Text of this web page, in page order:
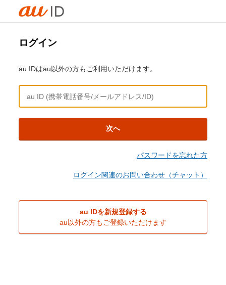
ログイン
au IDはau以外の方もご利用いただけます。
次へ
パスワードを忘れた方
ログイン関連のお問い合わせ（チャット）
au IDを新規登録する
au以外の方もご登録いただけます